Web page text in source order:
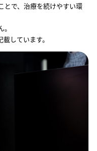
とで、治療を続けやすい環
しています。